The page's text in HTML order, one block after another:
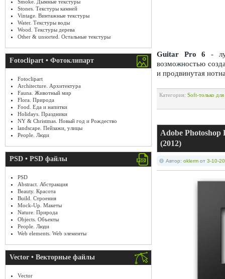
Smoke. Дымные текстуры
Stones. Текстуры камней
Vintage. Винтажные текстуры
Water. Текстуры воды
Wood. Текстуры дерева
Other & unsorted. Остальные текстуры
Fotoclipart • Фотоклипарт
Fotoclipart
Architecture. Архитектура
Fauna. Животный мир
Flora. Природа
Food. Еда и напитки
Holidays. Праздники
NY & Christmas. Новый год и Рождество
landscape. Пейзажи, улицы
People. Люди
PSD • PSD файлы
PSD
Abstract. Абстракция
Beauty. Красота
Build. Строения
Mock-Up. Макеты
Nature. Природа
Objects. Объекты
People. Люди
Web elements. Web элементы
Vector • Векторные файлы
Vector
Guitar Pro 6 -
возможностью
и продвинутая
Категория: Soft-только
Adobe Photoshop
(2012)
Автор: oklerm от 3-10-